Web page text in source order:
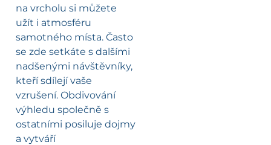
na vrcholu si můžete
užít i atmosféru
samotného místa. Často
se zde setkáte s dalšími
nadšenými návštěvníky,
kteří sdílejí vaše
vzrušení. Obdivování
výhledu společně s
ostatními posiluje dojmy
a vytváří